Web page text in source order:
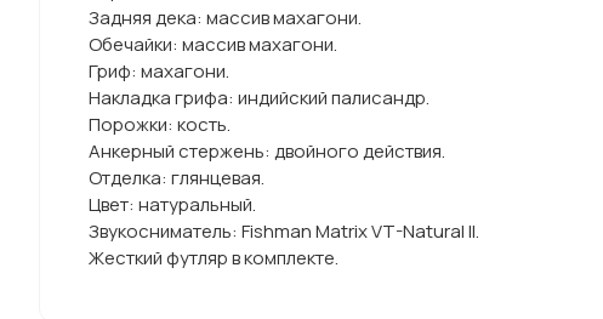
Задняя дека: массив махагони.
Обечайки: массив махагони.
Гриф: махагони.
Накладка грифа: индийский палисандр.
Порожки: кость.
Анкерный стержень: двойного действия.
Отделка: глянцевая.
Цвет: натуральный.
Звукосниматель: Fishman Matrix VT-Natural II.
Жесткий футляр в комплекте.